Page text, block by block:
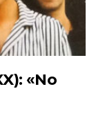
«No